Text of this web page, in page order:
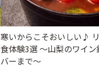
寒いからこそおいしい♪
食体験3選 ～山梨のワイ
バーまで～